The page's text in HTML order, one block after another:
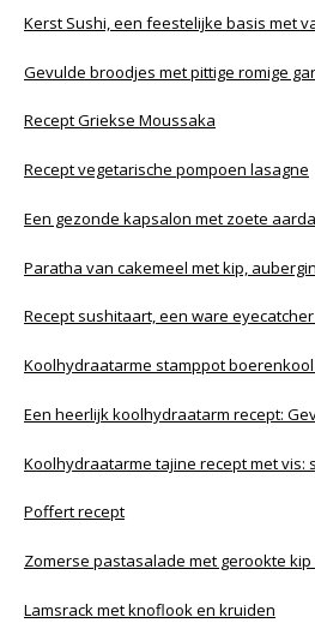
Kerst Sushi, een feestelijke basis met
Gevulde broodjes met pittige romige
Recept Griekse Moussaka
Recept vegetarische pompoen lasagne
Een gezonde kapsalon met zoete
Paratha van cakemeel met kip,
Recept sushitaart, een ware
Koolhydraatarme stamppot
Een heerlijk koolhydraatarm recept:
Koolhydraatarme tajine recept met vis:
Poffert recept
Zomerse pastasalade met gerookte
Lamsrack met knoflook en kruiden